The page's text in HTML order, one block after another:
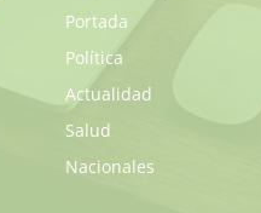
Portada
Política
Actualidad
Salud
Nacionales